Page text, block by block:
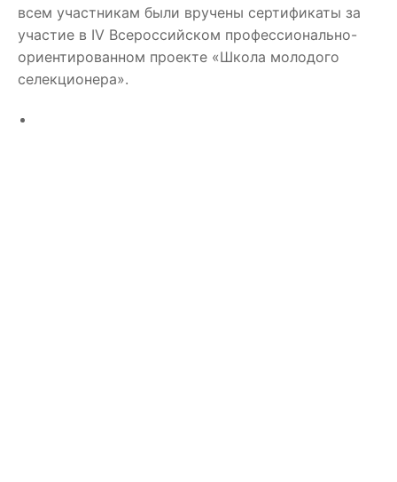
всем участникам были вручены сертификаты за
участие в IV Всероссийском профессионально-
ориентированном проекте «Школа молодого
селекционера».